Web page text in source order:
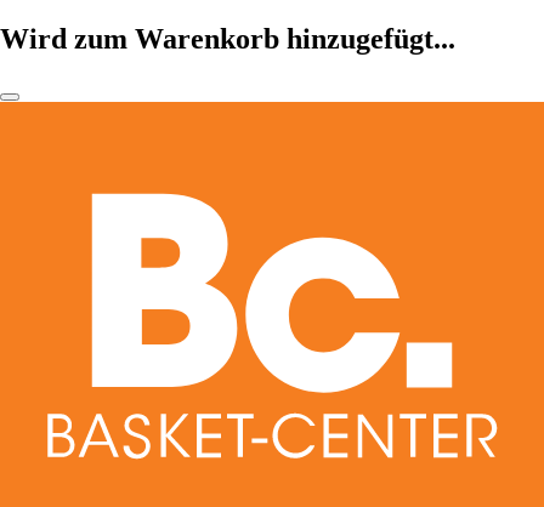
Wird zum Warenkorb hinzugefügt...